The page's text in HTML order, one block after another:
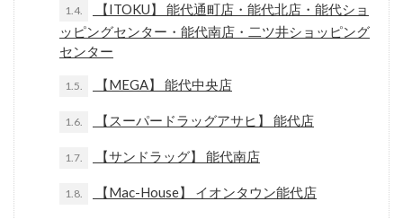
1.4.
【ITOKU】 能代通町店・能代北店・能代ショ
ッピングセンター・能代南店・二ツ井ショッピング
センター
1.5. 【MEGA】 能代中央店
1.6. 【スーパードラッグアサヒ】 能代店
1.7. 【サンドラッグ】 能代南店
1.8. 【Mac-House】 イオンタウン能代店